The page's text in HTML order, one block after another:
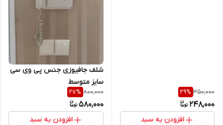
350,000
29%
248,000
افزودن به سبد
شلف جافیوزی جنس پی وی سی
سایز متوسط
800,000
27%
580,000
افزودن به سبد